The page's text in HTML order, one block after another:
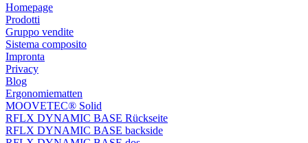
Homepage
Prodotti
Gruppo vendite
Sistema composito
Impronta
Privacy
Blog
Ergonomiematten
MOOVETEC® Solid
RFLX DYNAMIC BASE Rückseite
RFLX DYNAMIC BASE backside